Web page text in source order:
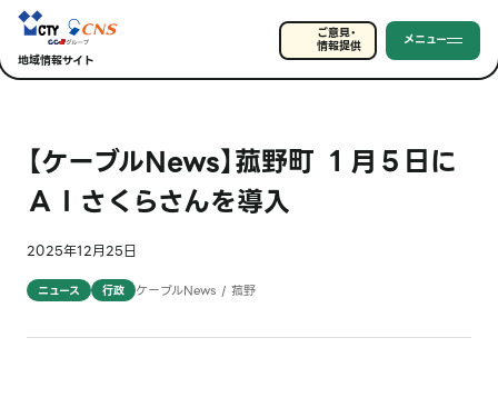
地域情報サイト
ご意見・
情報提供 メニュー
【ケーブルNews】菰野町 １月５日に
ＡＩさくらさんを導入
2025年12月25日
ニュース 行政 ケーブルNews / 菰野